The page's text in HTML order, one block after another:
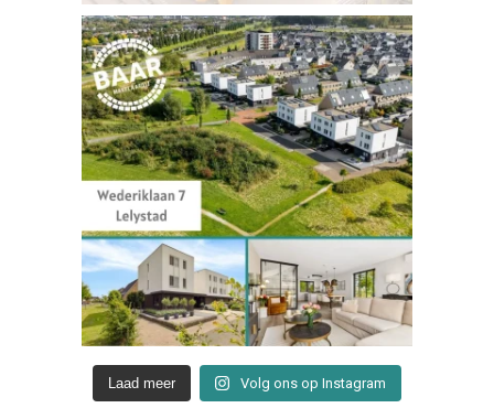
Laad meer Volg ons op Instagram